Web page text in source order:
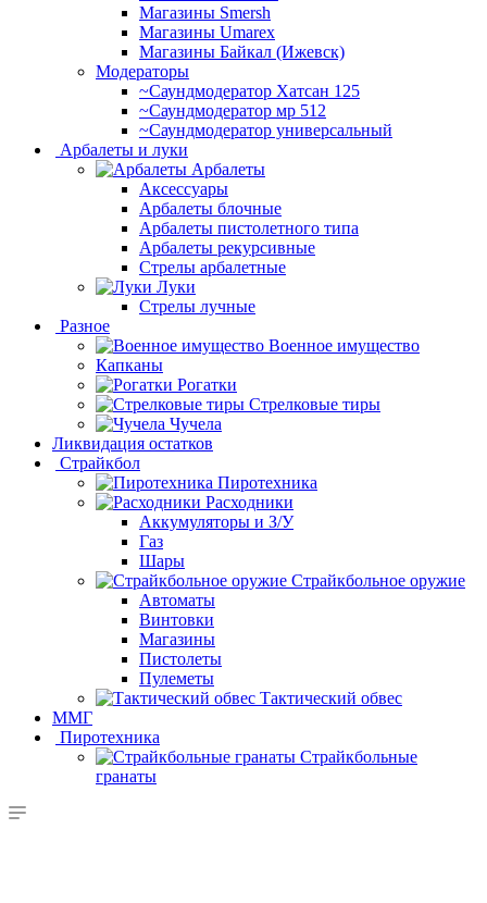
Магазины Smersh
Магазины Umarex
Магазины Байкал (Ижевск)
Модераторы
~Cаундмодератор Хатсан 125
~Саундмодератор мр 512
~Саундмодератор универсальный
Арбалеты и луки
Арбалеты
Аксессуары
Арбалеты блочные
Арбалеты пистолетного типа
Арбалеты рекурсивные
Стрелы арбалетные
Луки
Стрелы лучные
Разное
Военное имущество
Капканы
Рогатки
Стрелковые тиры
Чучела
Ликвидация остатков
Страйкбол
Пиротехника
Расходники
Аккумуляторы и З/У
Газ
Шары
Страйкбольное оружие
Автоматы
Винтовки
Магазины
Пистолеты
Пулеметы
Тактический обвес
ММГ
Пиротехника
Страйкбольные
гранаты